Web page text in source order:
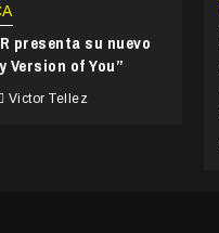
presenta su nuevo
Version of You”
Victor Tellez